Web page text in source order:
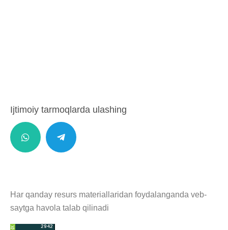
Ijtimoiy tarmoqlarda ulashing
Har qanday resurs materiallaridan foydalanganda veb-
saytga havola talab qilinadi